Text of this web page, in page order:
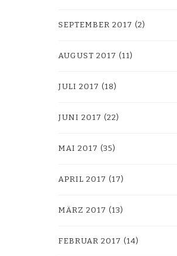
SEPTEMBER 2017 (2)
AUGUST 2017 (11)
JULI 2017 (18)
JUNI 2017 (22)
MAI 2017 (35)
APRIL 2017 (17)
MÄRZ 2017 (13)
FEBRUAR 2017 (14)